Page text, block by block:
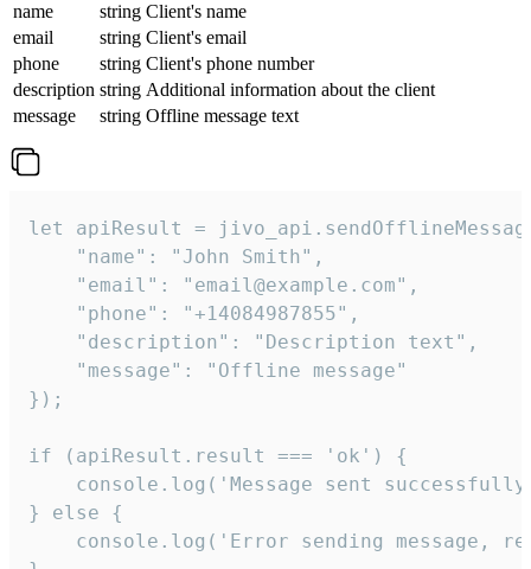
name
string Client's name
email
string Client's email
phone
string Client's phone number
description string Additional information about the client
message
string Offline message text
let apiResult =
    "name": "John Smith",
    "email": "email@example.com",
    "phone": "+14084987855",
    "description": "Description text",
    "message": "Offline message"
});
if (apiResult.result === 'ok') {
console.log('Message sent
} else {
console.log('Error sending message,